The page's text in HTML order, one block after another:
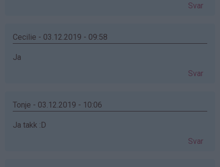
Svar
Cecilie - 03.12.2019 - 09:58
Ja
Svar
Tonje - 03.12.2019 - 10:06
Ja takk :D
Svar